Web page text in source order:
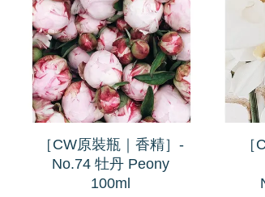
［CW原裝瓶｜香精］-
No.74 牡丹 Peony
100ml